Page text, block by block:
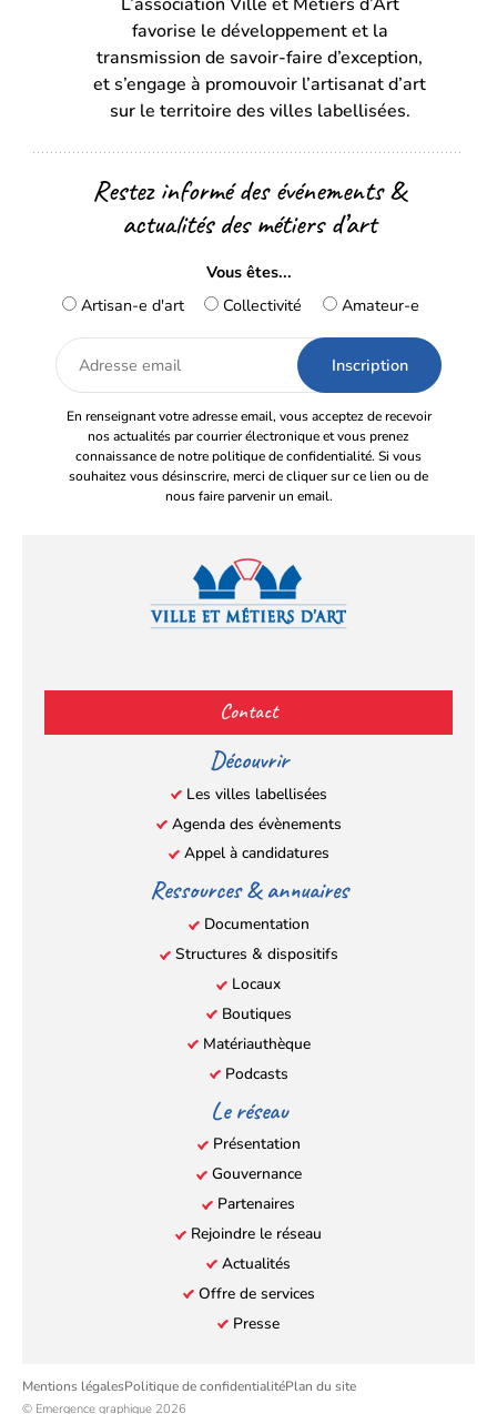
favorise le développement et la
transmission de savoir-faire d’exception,
et s’engage à promouvoir l’artisanat d’art
sur le territoire des villes labellisées.
Restez informé des événements &
actualités des métiers d’art
Vous êtes...
Artisan-e d'art
Collectivité Amateur-e
Adresse
email
En renseignant votre adresse email, vous acceptez de recevoir
nos actualités par courrier électronique et vous prenez
connaissance de notre politique de confidentialité. Si vous
souhaitez vous désinscrire, merci de cliquer sur ce lien ou de
nous faire parvenir un email.
(s’ouvre
dans
un
nouvel
onglet)
(s’ouvre
dans
un
nouvel
onglet)
(s’ouvre
dans
un
nouvel
onglet)
(s’ouvre
un
nouvel
onglet)
Contact
Découvrir
Les villes labellisées
Agenda des évènements
Appel à candidatures
Ressources & annuaires
Documentation
Structures & dispositifs
Locaux
Boutiques
Matériauthèque
Podcasts
Le réseau
Présentation
Gouvernance
Partenaires
Rejoindre le réseau
Actualités
Offre de services
Presse
Mentions légalesPolitique de confidentialitéPlan du site
© Emergence graphique 2026